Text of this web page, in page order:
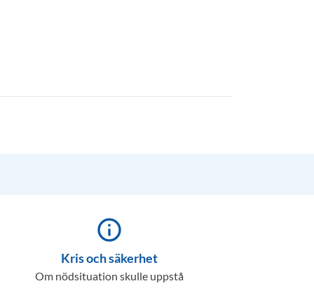
info_outline
Kris och säkerhet
Om nödsituation skulle uppstå